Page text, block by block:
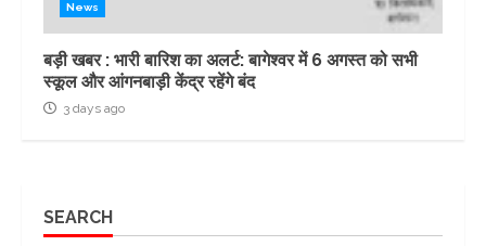
News
बड़ी खबर : भारी बारिश का अलर्ट: बागेश्वर में 6 अगस्त को सभी
स्कूल और आंगनबाड़ी केंद्र रहेंगे बंद
3 days ago
SEARCH